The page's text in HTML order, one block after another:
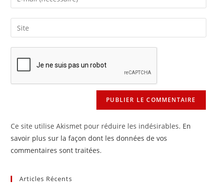
comment
your
email
address
Saisir
l’URL
de
votre
site
(facultatif)
Ce site utilise Akismet pour réduire les indésirables. En
savoir plus sur la façon dont les données de vos
commentaires sont traitées.
Articles Récents